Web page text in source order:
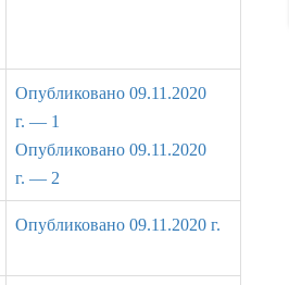
Опубликовано 09.11.2020
г. — 1
Опубликовано 09.11.2020
г. — 2
Опубликовано 09.11.2020 г.